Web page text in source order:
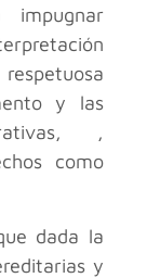
y las
,
como
dada la
y